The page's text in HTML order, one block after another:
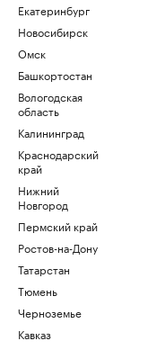
Екатеринбург
Новосибирск
Омск
Башкортостан
Вологодская
область
Калининград
Краснодарский
край
Нижний
Новгород
Пермский край
Ростов-на-Дону
Татарстан
Тюмень
Черноземье
Кавказ